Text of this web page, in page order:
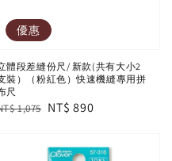
優惠
體段差縫份尺/ 新款(共有大小2
裝）（粉紅色）快速機縫專用拼
尺
1,075 Sale
NT$ 890